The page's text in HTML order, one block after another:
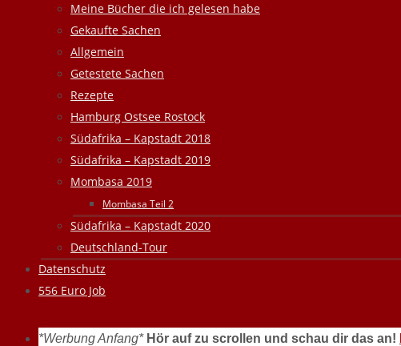
Meine Bücher die ich gelesen habe
Gekaufte Sachen
Allgemein
Getestete Sachen
Rezepte
Hamburg Ostsee Rostock
Südafrika – Kapstadt 2018
Südafrika – Kapstadt 2019
Mombasa 2019
Mombasa Teil 2
Südafrika – Kapstadt 2020
Deutschland-Tour
Datenschutz
556 Euro Job
*Werbung Anfang* Hör auf zu scrollen und schau dir das an!